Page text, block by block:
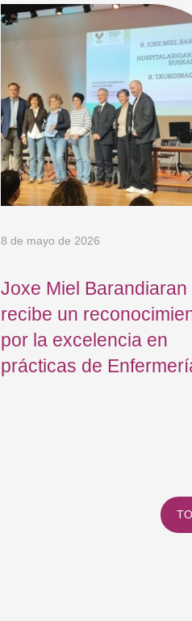
8 de mayo de 2026
Joxe Miel Barandiaran
recibe un
por la excelencia en
prácticas de